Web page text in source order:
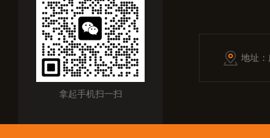
拿起手机扫一扫
地址